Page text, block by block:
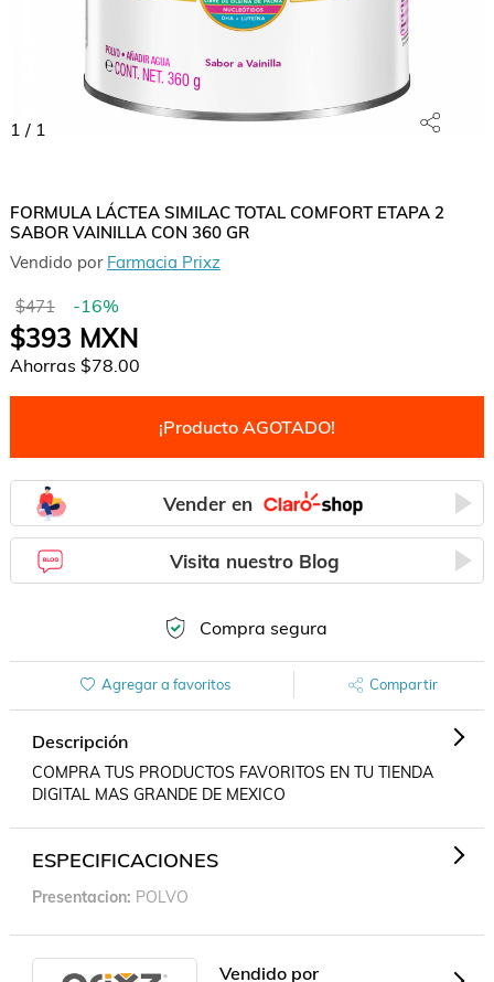
1 / 1
FORMULA LÁCTEA SIMILAC TOTAL COMFORT ETAPA 2
SABOR VAINILLA CON 360 GR
Vendido por Farmacia Prixz
$471 -16%
$393 MXN
Ahorras $78.00
¡Producto AGOTADO!
Vender en
Visita nuestro Blog
Compra segura
Agregar a favoritos Compartir
Descripción
COMPRA TUS PRODUCTOS FAVORITOS EN TU TIENDA
DIGITAL MAS GRANDE DE MEXICO
ESPECIFICACIONES
Presentacion POLVO
Vendido por